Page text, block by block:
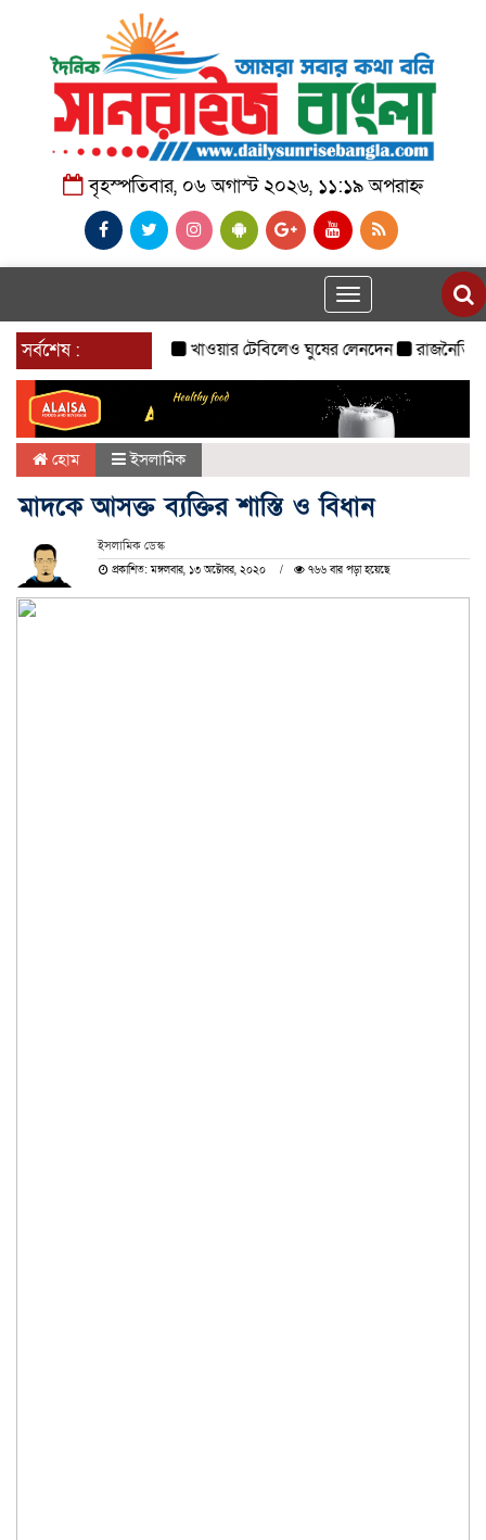
বৃহস্পতিবার, ০৬ অগাস্ট ২০২৬, ১১:১৯ অপরাহ্ন
Toggle
navigation
সর্বশেষ :
খাওয়ার টেবিলেও ঘুষের লেনদেন রাজনৈতিক দল
হোম ইসলামিক
মাদকে আসক্ত ব্যক্তির শাস্তি ও বিধান
ইসলামিক ডেস্ক
প্রকাশিত: মঙ্গলবার, ১৩ অক্টোবর, ২০২০ ৭৬৬ বার পড়া হয়েছে